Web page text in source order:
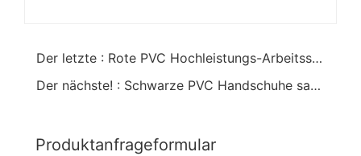
Der letzte : Rote PVC Hochleistungs-Arbeitsschutzhandschuhe offene Manschette
Der nächste! : Schwarze PVC Handschuhe sandig Finish Baumwolle Linning60cm
Produktanfrageformular